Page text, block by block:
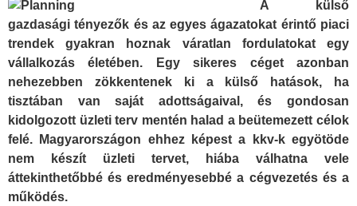
A külső
gazdasági tényezők és az egyes ágazatokat érintő piaci
trendek gyakran hoznak váratlan fordulatokat egy
vállalkozás életében. Egy sikeres céget azonban
nehezebben zökkentenek ki a külső hatások, ha
tisztában van saját adottságaival, és gondosan
kidolgozott üzleti terv mentén halad a beütemezett célok
felé. Magyarországon ehhez képest a kkv-k egyötöde
nem készít üzleti tervet, hiába válhatna vele
áttekinthetőbbé és eredményesebbé a cégvezetés és a
működés.